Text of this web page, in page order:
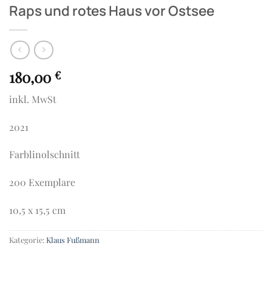
Raps und rotes Haus vor Ostsee
180,00 €
inkl. MwSt
2021
Farblinolschnitt
200 Exemplare
10,5 x 15,5 cm
Kategorie: Klaus Fußmann